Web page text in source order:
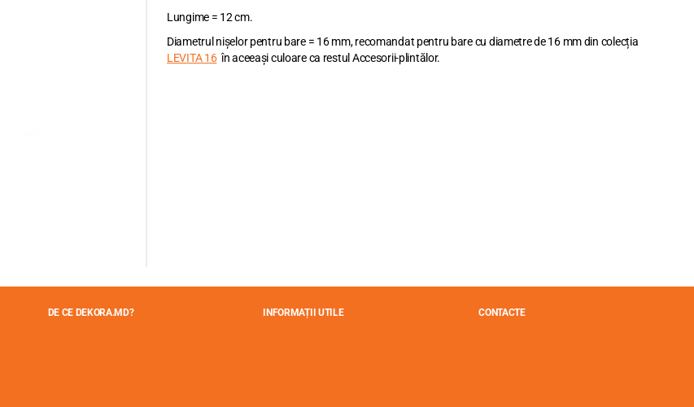
Lungime = 12 cm.
Diametrul nișelor pentru bare = 16 mm, recomandat pentru bare cu diametre de 16 mm din colecția
LEVITA 16în aceeași culoare ca restul Accesorii-plintălor.
DE CE DEKORA.MD? INFORMAȚII UTILE CONTACTE